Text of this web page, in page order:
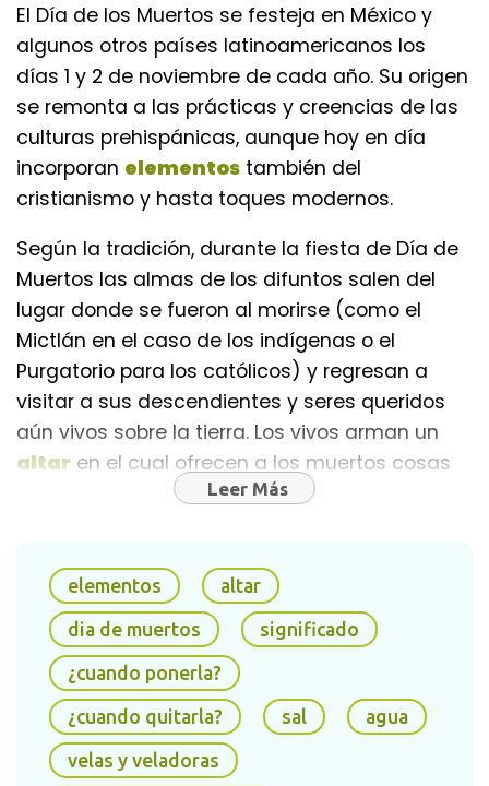
El Día de los Muertos se festeja en México y
algunos otros países latinoamericanos los
días 1 y 2 de noviembre de cada año. Su origen
se remonta a las prácticas y creencias de las
culturas prehispánicas, aunque hoy en día
incorporan elementos también del
cristianismo y hasta toques modernos.
Según la tradición, durante la fiesta de Día de
Muertos las almas de los difuntos salen del
lugar donde se fueron al morirse (como el
Mictlán en el caso de los indígenas o el
Purgatorio para los católicos) y regresan a
visitar a sus descendientes y seres queridos
aún vivos sobre la tierra. Los vivos arman un
altar en el cual ofrecen a los muertos cosas
que disfrutaron en vida como su
Leer Más
elementos altar
dia de muertos significado
¿cuando ponerla?
¿cuando quitarla? sal agua
velas y veladoras